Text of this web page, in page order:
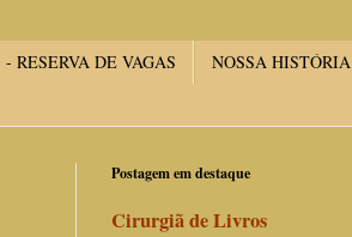
RESERVA DE VAGAS
NOSSA HISTÓRIA
Postagem em destaque
Cirurgiã de Livros